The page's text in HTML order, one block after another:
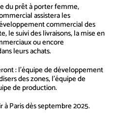
du prêt à porter femme,
assistera les
commercial des
le suivi des livraisons, la mise en
ou encore
leurs achats.
: l’équipe de développement
des zones, l’équipe de
de production.
à Paris dès septembre 2025.